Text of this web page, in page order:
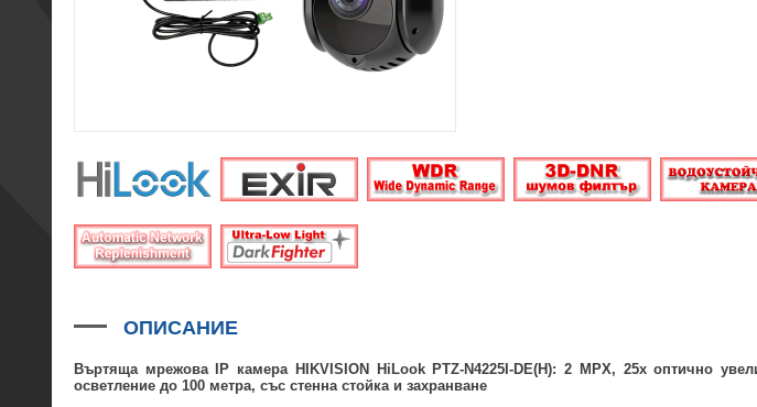
ОПИСАНИЕ
Въртяща мрежова IP камера HIKVISION HiLook PTZ-N4225I-DE(H): 2 MPX, 25x оптично
осветление до 100 метра, със стенна стойка и захранване